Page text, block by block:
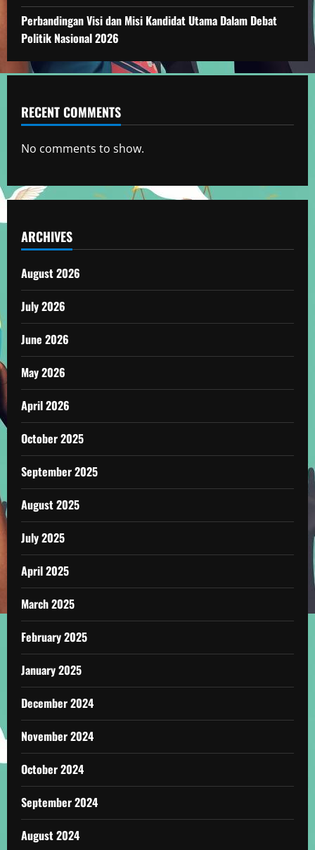
Perbandingan Visi dan Misi Kandidat Utama Dalam Debat
Politik Nasional 2026
RECENT COMMENTS
No comments to show.
ARCHIVES
August 2026
July 2026
June 2026
May 2026
April 2026
October 2025
September 2025
August 2025
July 2025
April 2025
March 2025
February 2025
January 2025
December 2024
November 2024
October 2024
September 2024
August 2024